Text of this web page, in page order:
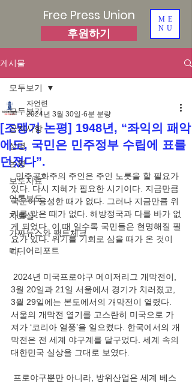
Free Press Union
후원하기
ME
NU
게시물
모두보기
공지사항
성명
논평
보도자료
언론보도
자료실
가짜뉴스와 팩트체크
미디어리포트
모두보기
[조맹기 논평] 1948년, “좌익의 패악
에도, 국민은 민주정부 수립에 표를
던졌다”.
자언련
2024년 3월 30일 6분 분량
민주공화주의 주인은 주인 노릇을 할 필요가
있다. 다시 지혜가 필요한 시기이다. 지금만큼
국운이 융성한 때가 없다. 그러나 지금만큼 위
기를 맞은 때가 없다. 해방정국과 다를 바가 없
게 되었다. 이 때 일수록 국민들은 현명해질 필
요가 있다. 위기를 기회로 삼을 때가 온 것이
다.
2024년 미국프로야구 메이저리그 개막전이,
3월 20일과 21일 서울에서 경기가 치러졌고,
3월 29일에는 본토에서의 개막전이 열렸다.
서울의 개막전 열기를 고스란히 미국으로 가
져가 ‘코리아 열풍’을 일으켰다. 한국에서의 개
막전은 전 세계 야구계를 달구었다. 세계 속의
대한민국 실상을 그대로 보였다.
프로야구뿐만 아니라, 방위산업은 세계 베스